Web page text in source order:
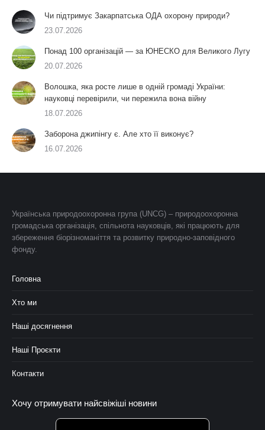
Чи підтримує Закарпатська ОДА охорону природи?
23.07.2026
Понад 100 організацій — за ЮНЕСКО для Великого Лугу
20.07.2026
Волошка, яка росте лише в одній громаді України:
науковці перевірили, чи пережила вона війну
18.07.2026
Заборона джипінгу є. Але хто її виконує?
16.07.2026
Українська природоохоронна група (UNCG) – природоохоронна
громадська організація, спільнота науковців, які працюють для
збереження біорізноманіття та розвитку природно-заповідного
фонду.
Головна
Хто ми
Наші досягнення
Наші Проєкти
Контакти
Хочу отримувати найсвіжіші новини